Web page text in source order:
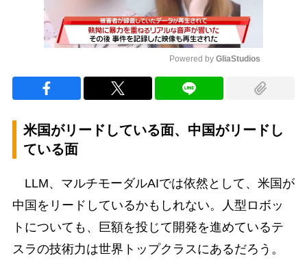
Powered by GliaStudios
米国がリードしている面、中国がリードし
ている面
LLM、マルチモーダルAIでは依然として、米国が
中国をリードしているかもしれない。人型ロボッ
トについても、巨額を投じて開発を進めているテ
スラの技術力は世界トップクラスにあるだろう。